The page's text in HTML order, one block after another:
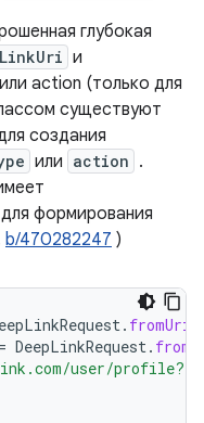
глубокая
и
action (только для
существуют
создания
или action .
формирования
b/470282247 )
.
= DeepLinkRequest.
user/